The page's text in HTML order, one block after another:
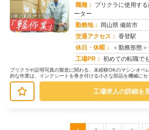
職種： プリクラに使用す
ーター
勤務地：
岡山県 備前市
交通アクセス： 香登駅
休日・休暇：
＜勤務形態＞シフト制＜休日＞４勤４休をベ
工場PR： 初めての転職でも安心！株式会社京栄センターで新しい一
プリクラや証明写真の製造に関わる、未経験OKのマシンオペ
的な作業は、インクシートを巻き付ける小さな部品を機械にセ
す。→ 機械の操作はシンプルで、...
工場求人の詳細を